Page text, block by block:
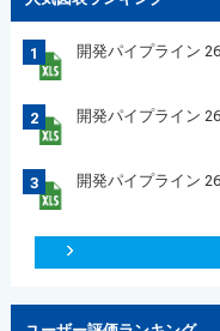
1 開発パイプライン
2 開発パイプライン
3 開発パイプライン